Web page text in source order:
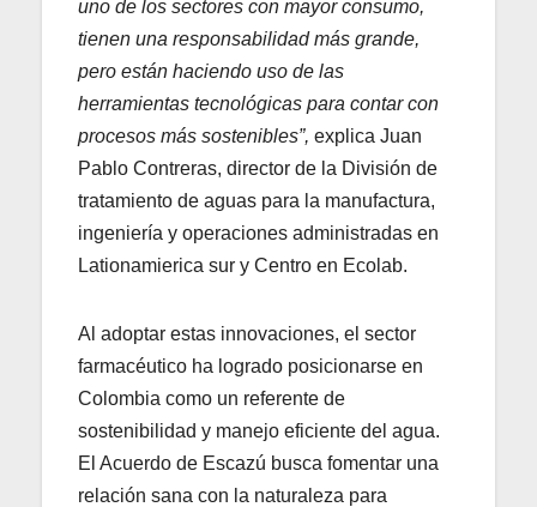
uno de los sectores con mayor consumo,
tienen una responsabilidad más grande,
pero están haciendo uso de las
herramientas tecnológicas para contar con
procesos más sostenibles”, explica Juan
Pablo Contreras, director de la División de
tratamiento de aguas para la manufactura,
ingeniería y operaciones administradas en
Lationamierica sur y Centro en Ecolab.
Al adoptar estas innovaciones, el sector
farmacéutico ha logrado posicionarse en
Colombia como un referente de
sostenibilidad y manejo eficiente del agua.
El Acuerdo de Escazú busca fomentar una
relación sana con la naturaleza para